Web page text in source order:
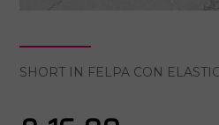
SHORT IN FELPA CON